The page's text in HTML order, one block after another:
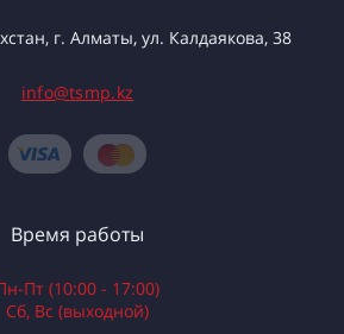
г. Алматы, ул. Калдаякова, 38
info@tsmp.kz
Время работы
Пт (10:00 - 17:00)
Сб, Вс (выходной)